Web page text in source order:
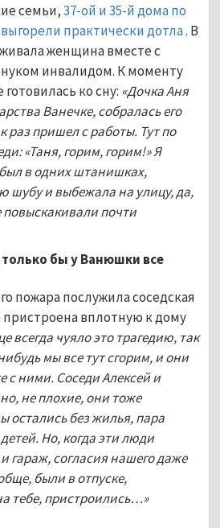
семьи,37-ой и 35-й дома по
практически дотла. В
женщина вместе с
инвалидом. К моменту
ко сну: «Дочка Аня
Ванечке, собралась его
раз пришел с работы. Тут по
«Таня, горим, горим!» Я
в одних штанишках,
шубу и выбежала на улицу, да,
почти
бы у Ванюшки все
пожара послужила соседская
пристроена вплотную к дому
всегда чуяло это трагедию, так
мы все тут сгорим, и они
с ними. Соседи Алексей и
не плохие, они тоже
остались без жилья, пара
Но, когда эти люди
гараж, согласия нашего даже
были в отпуске,
тебе, пристроились…»